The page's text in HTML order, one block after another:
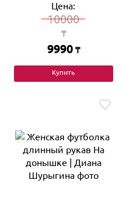
Цена:
10000
₸
9990 ₸
Купить